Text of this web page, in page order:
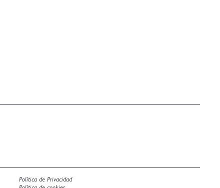
haber
coraje
contra
al terror.
Política de Privacidad